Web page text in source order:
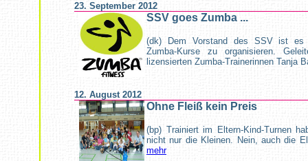
23. September 2012
SSV goes Zumba ...
(dk) Dem Vorstand des SSV ist es
Zumba-Kurse zu organisieren.
lizensierten Zumba-Trainerinnen Tanja
12. August 2012
Ohne Fleiß kein Preis
(bp) Trainiert im Eltern-Kind-Turnen
nicht nur die Kleinen. Nein, auch die
mehr